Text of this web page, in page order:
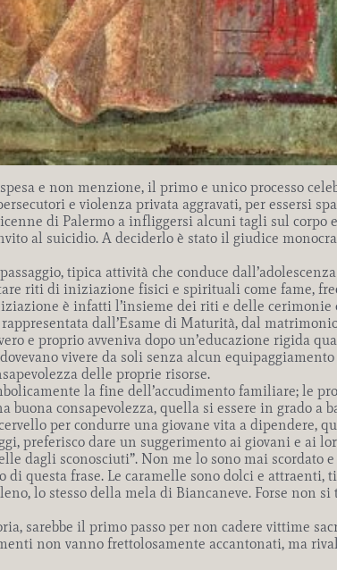
e non menzione, il primo e unico processo
e violenza privata aggravati, per essersi
di Palermo a infliggersi alcuni tagli sul corpo
al suicidio. A deciderlo è stato il giudice
tipica attività che conduce
riti di iniziazione fisici e spirituali come fame,
è infatti l’insieme dei riti e delle
dall’Esame di Maturità, dal
e proprio avveniva dopo un’educazione rigida
vivere da soli senza alcun
delle proprie risorse.
la fine dell’accudimento familiare; le
consapevolezza, quella si essere in grado a
per condurre una giovane vita a dipendere,
preferisco dare un suggerimento ai giovani e ai
dagli sconosciuti”. Non me lo sono mai scordato
questa frase. Le caramelle sono dolci e attraenti,
lo stesso della mela di Biancaneve. Forse non si
sarebbe il primo passo per non cadere vittime
non vanno frettolosamente accantonati, ma